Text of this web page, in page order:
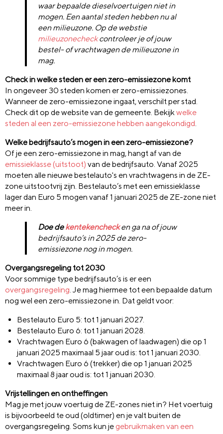
waar bepaalde dieselvoertuigen niet in
mogen. Een aantal steden hebben nu al
een milieuzone. Op de webstie
milieuzonecheckcontroleer je of jouw
bestel- of vrachtwagen de milieuzone in
mag.
Check in welke steden er een zero-emissiezone komt
In ongeveer 30 steden komen er zero-emissiezones.
Wanneer de zero-emissiezone ingaat, verschilt per stad.
Check dit op de website van de gemeente. Bekijkwelke
steden al een zero-emissiezone hebben aangekondigd.
Welke bedrijfsauto’s mogen in een zero-emissiezone?
Of je een zero-emissiezone in mag, hangt af van de
emissieklasse (uitstoot) van de bedrijfsauto. Vanaf 2025
moeten alle nieuwe bestelauto's en vrachtwagens in de ZE-
zone uitstootvrij zijn. Bestelauto’s met een emissieklasse
lager dan Euro 5 mogen vanaf 1 januari 2025 de ZE-zone niet
meer in.
Doe dekentekenchecken ga na of jouw
bedrijfsauto’s in 2025 de zero-
emissiezone nog in mogen.
Overgangsregeling tot 2030
Voor sommige type bedrijfsauto’s is er een
overgangsregeling. Je mag hiermee tot een bepaalde datum
nog wel een zero-emissiezone in. Dat geldt voor:
Bestelauto Euro 5: tot 1 januari 2027.
Bestelauto Euro 6: tot 1 januari 2028.
Vrachtwagen Euro 6 (bakwagen of laadwagen) die op 1
januari 2025 maximaal 5 jaar oud is: tot 1 januari 2030.
Vrachtwagen Euro 6 (trekker) die op 1 januari 2025
maximaal 8 jaar oud is: tot 1 januari 2030.
Vrijstellingen en ontheffingen
Mag je met jouw voertuig de ZE-zones niet in? Het voertuig
is bijvoorbeeld te oud (oldtimer) en je valt buiten de
overgangsregeling. Soms kun je gebruikmaken van een